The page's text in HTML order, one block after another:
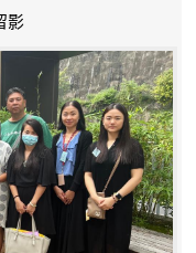
影